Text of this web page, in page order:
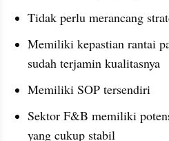
Tidak perlu merancang
Memiliki kepastian rantai
sudah terjamin kualitasnya
Memiliki SOP tersendiri
Sektor F&B memiliki
yang cukup stabil